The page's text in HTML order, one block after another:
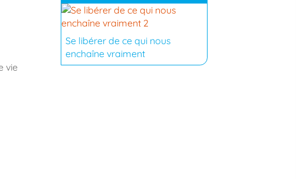
vie
YouTube
Se libérer de ce qui nous
enchaîne vraiment